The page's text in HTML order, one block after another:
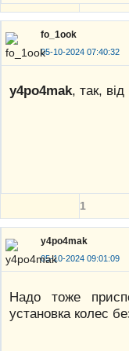
fo_1ook
05-10-2024 07:40:32
y4po4mak, так, від
1
y4po4mak
05-10-2024 09:01:09
Надо тоже
установка колес